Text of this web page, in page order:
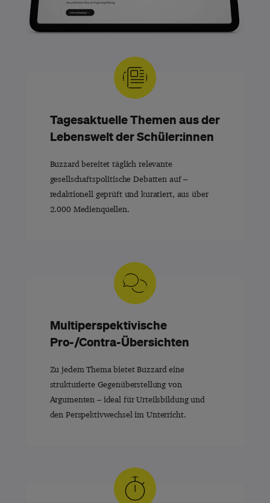
Tagesaktuelle Themen aus der
Lebenswelt der Schüler:innen
Buzzard bereitet täglich relevante
gesellschaftspolitische Debatten auf –
redaktionell geprüft und kuratiert, aus über
2.000 Medienquellen.
Multiperspektivische
Pro-/Contra-Übersichten
Zu jedem Thema bietet Buzzard eine
strukturierte Gegenüberstellung von
Argumenten – ideal für Urteilsbildung und
den Perspektivwechsel im Unterricht.